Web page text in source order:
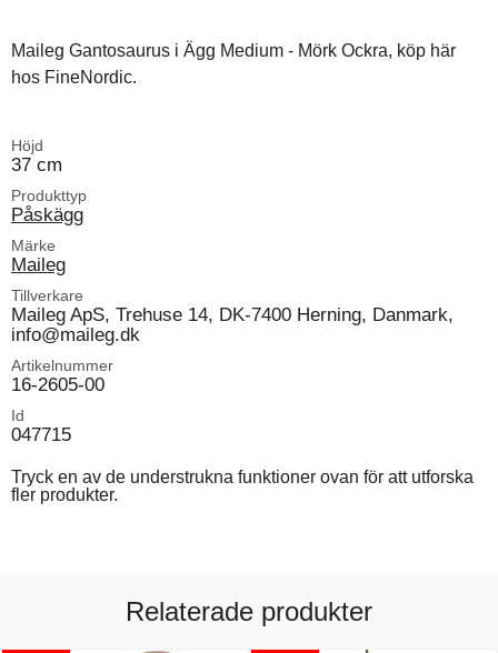
Maileg Gantosaurus i Ägg Medium - Mörk Ockra, köp här
hos FineNordic.
Höjd
37 cm
Produkttyp
Påskägg
Märke
Maileg
Tillverkare
Maileg ApS, Trehuse 14, DK-7400 Herning, Danmark,
info@maileg.dk
Artikelnummer
16-2605-00
Id
047715
Tryck en av de understrukna funktioner ovan för att utforska
fler produkter.
Relaterade produkter